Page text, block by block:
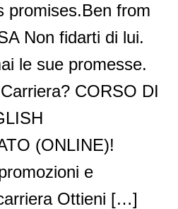
promises.Ben from
Non fidarti di lui.
le sue promesse.
CORSO DI
(ONLINE)!
e
Ottieni […]